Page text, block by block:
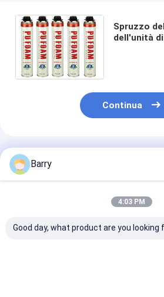
Spruzzo
dell'unità
Continua
Prodotti Raccomandati
Barry
4:03 PM
Good day, what product are you looking